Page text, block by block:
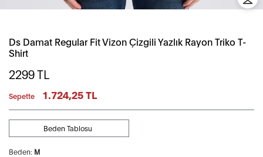
Ds Damat Regular Fit Vizon Çizgili Yazlık Rayon Triko T-
Shirt
2299TL
Sepette 1.724,25 TL
Beden: M
Beden Tablosu